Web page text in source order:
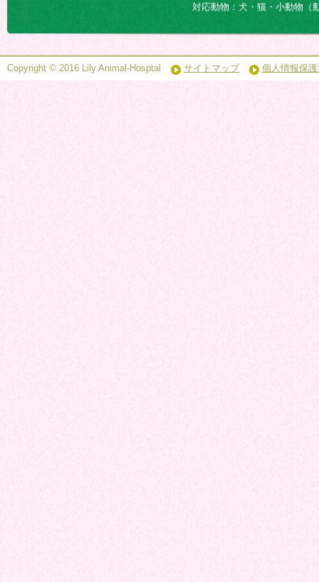
対応動物：犬・猫・小動物（
Copyright © 2016 Lily Animal-Hosptal サイトマップ 個人情報保